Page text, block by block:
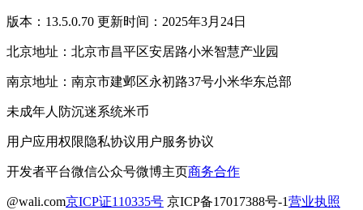
版本：13.5.0.70 更新时间：2025年3月24日
北京地址：北京市昌平区安居路小米智慧产业园
南京地址：南京市建邺区永初路37号小米华东总部
未成年人防沉迷系统米币
用户应用权限隐私协议用户服务协议
开发者平台微信公众号微博主页商务合作
@wali.com京ICP证110335号 京ICP备17017388号-1营业执照